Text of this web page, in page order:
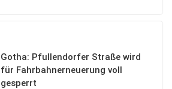
Gotha: Pfullendorfer Straße wird
für Fahrbahnerneuerung voll
gesperrt